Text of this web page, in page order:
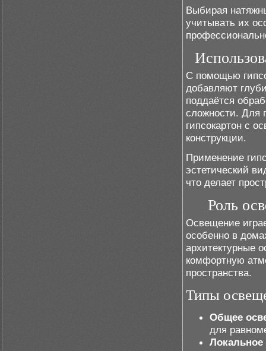
Выбирая
учитывать их
С помощью
добавляют
поддаётся
сложности. Для
гипсокартон с
конструкции.
Применение
эстетический
что делает
Роль
Освещение
особенно в
архитектурные
комфортную
пространства.
Типы
Общее
для